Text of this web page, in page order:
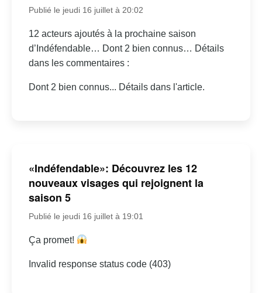
Publié le jeudi 16 juillet à 20:02
12 acteurs ajoutés à la prochaine saison
d’Indéfendable… Dont 2 bien connus… Détails
dans les commentaires :
Dont 2 bien connus... Détails dans l'article.
«Indéfendable»: Découvrez les 12
nouveaux visages qui rejoignent la
saison 5
Publié le jeudi 16 juillet à 19:01
Ça promet!
Invalid response status code (403)